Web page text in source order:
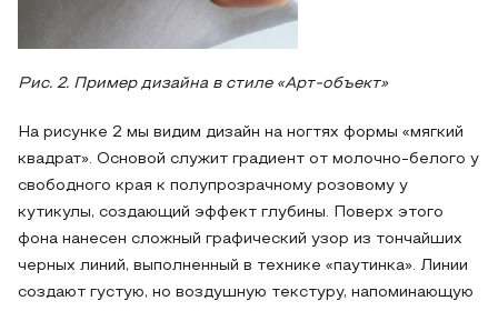
Рис. 2. Пример дизайна в стиле «Арт-объект»
На рисунке 2 мы видим дизайн на ногтях формы «мягкий
квадрат». Основой служит градиент от молочно-белого у
свободного края к полупрозрачному розовому у
кутикулы, создающий эффект глубины. Поверх этого
фона нанесен сложный графический узор из тончайших
черных линий, выполненный в технике «паутинка». Линии
создают густую, но воздушную текстуру, напоминающую